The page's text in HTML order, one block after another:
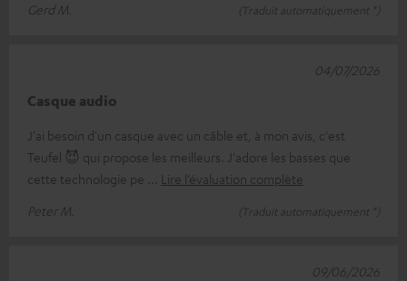
Gerd M.
(Traduit automatiquement *)
Casque audio
J'ai besoin d'un casque avec un câble et, à mon avis, c'est
Teufel 😈 qui propose les meilleurs. J'adore les basses que
cette technologie pe
Lire l’évaluation complète
Peter M.
(Traduit automatiquement *)
04/07/2026
09/06/2026